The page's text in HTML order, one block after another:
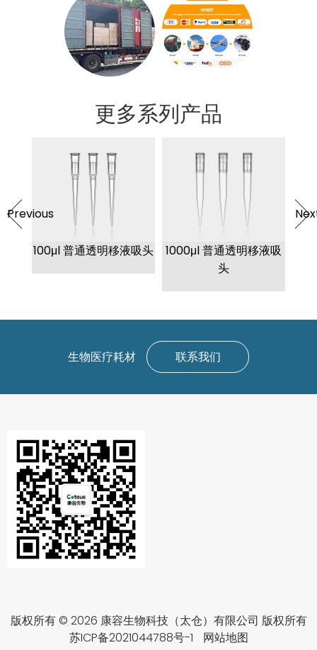
更多系列产品
Previous
100μl 普通透明移液吸头
1000μl 普通透明移液吸
头
生物医疗耗材 联系我们
版权所有 © 2026 康容生物科技（太仓）有限公司 版权所有
苏ICP备2021044788号-1
网站地图